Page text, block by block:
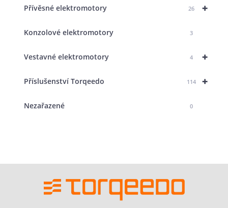
+
Přívěsné elektromotory 26
Konzolové elektromotory 3
+
Vestavné elektromotory 4
+
Příslušenství Torqeedo 114
Nezařazené 0